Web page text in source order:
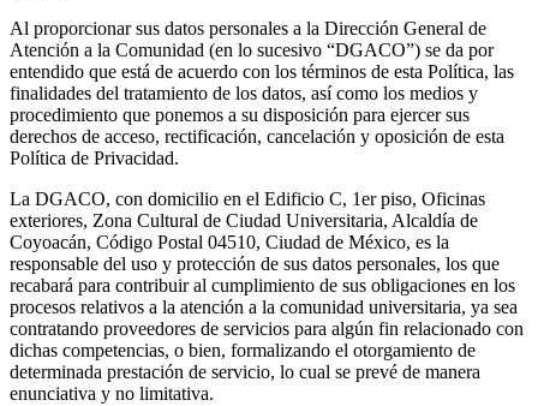
Al proporcionar sus datos personales a la Dirección General de
Atención a la Comunidad (en lo sucesivo “DGACO”) se da por
entendido que está de acuerdo con los términos de esta Política, las
finalidades del tratamiento de los datos, así como los medios y
procedimiento que ponemos a su disposición para ejercer sus
derechos de acceso, rectificación, cancelación y oposición de esta
Política de Privacidad.
La DGACO, con domicilio en el Edificio C, 1er piso, Oficinas
exteriores, Zona Cultural de Ciudad Universitaria, Alcaldía de
Coyoacán, Código Postal 04510, Ciudad de México, es la
responsable del uso y protección de sus datos personales, los que
recabará para contribuir al cumplimiento de sus obligaciones en los
procesos relativos a la atención a la comunidad universitaria, ya sea
contratando proveedores de servicios para algún fin relacionado con
dichas competencias, o bien, formalizando el otorgamiento de
determinada prestación de servicio, lo cual se prevé de manera
enunciativa y no limitativa.